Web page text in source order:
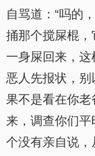
自骂道：“吗的
捅那个搅屎棍
一身屎回来，
恶人先报状，
果不是看在你
来，调查你们
个没有亲自说，